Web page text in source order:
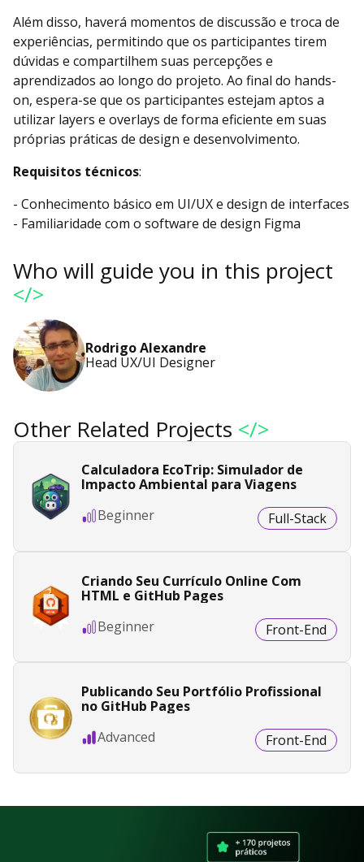
Além disso, haverá momentos de discussão e troca de
experiências, permitindo que os participantes tirem
dúvidas e compartilhem suas percepções e
aprendizados ao longo do projeto. Ao final do hands-
on, espera-se que os participantes estejam aptos a
utilizar layers e overlays de forma eficiente em suas
próprias práticas de design e desenvolvimento.
Requisitos técnicos:
- Conhecimento básico em UI/UX e design de interfaces
- Familiaridade com o software de design Figma
Who will guide you in this project
</>
Rodrigo Alexandre
Head UX/UI Designer
Other Related Projects </>
Calculadora EcoTrip: Simulador de
Impacto Ambiental para Viagens
Beginner
Full-Stack
Criando Seu Currículo Online Com
HTML e GitHub Pages
Beginner
Front-End
Publicando Seu Portfólio Profissional
no GitHub Pages
Advanced
Front-End